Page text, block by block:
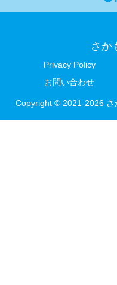
さか
Privacy Policy
お問い合わせ
Copyright © 2021-2026 さ